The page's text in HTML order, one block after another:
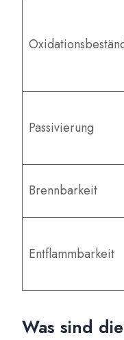
Passivierung
Brennbarkeit
Entflammbarkeit
Was sind